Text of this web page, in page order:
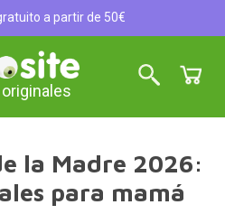
a partir de 50€
la Madre 2026:
para mamá